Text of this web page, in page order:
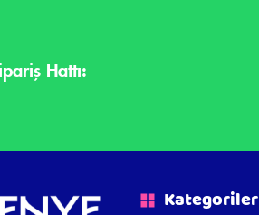
Hattı:
Kategoriler